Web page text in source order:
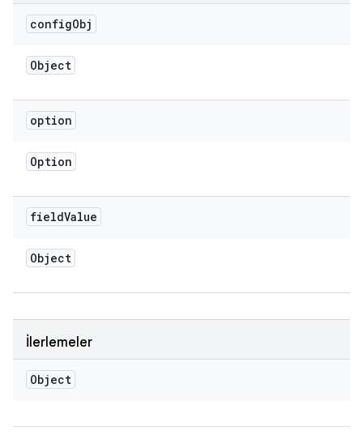
configObj
Object
option
Option
fieldValue
Object
İlerlemeler
Object